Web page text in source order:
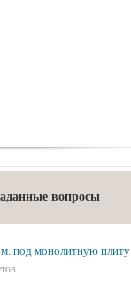
вопросы
под монолитную плиту